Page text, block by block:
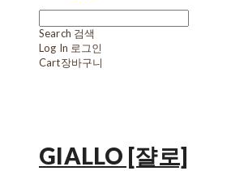
Search 검색
Log In 로그인
Cart장바구니
GIALLO [쟐로]